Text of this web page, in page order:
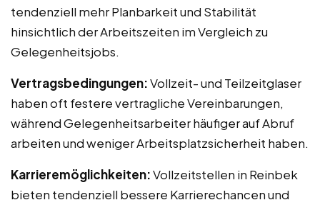
tendenziell mehr Planbarkeit und Stabilität
hinsichtlich der Arbeitszeiten im Vergleich zu
Gelegenheitsjobs.
Vertragsbedingungen:Vollzeit- und Teilzeitglaser
haben oft festere vertragliche Vereinbarungen,
während Gelegenheitsarbeiter häufiger auf Abruf
arbeiten und weniger Arbeitsplatzsicherheit haben.
Karrieremöglichkeiten:Vollzeitstellen in Reinbek
bieten tendenziell bessere Karrierechancen und